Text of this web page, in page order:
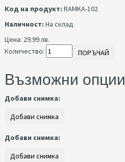
Код на продукт: RAMKA-102
Наличност: На склад
Цена: 29.99 лв.
Количество:
ПОРЪЧАЙ
Възможни опции
Добави снимка:
Добави снимка: